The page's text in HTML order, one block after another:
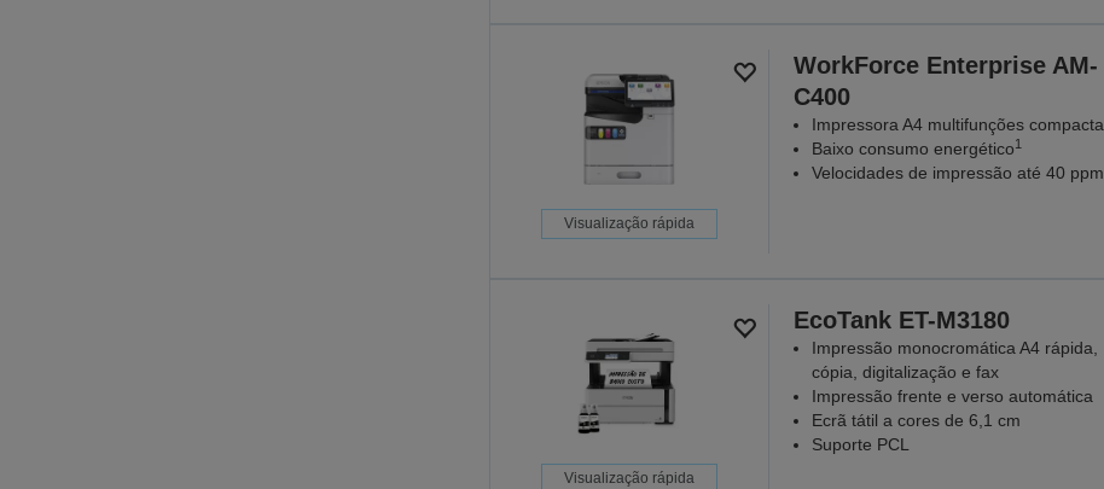
Visualização rápida
WorkForce Enterprise​ AM-
C400
Impressora A4 multifunções compacta
Baixo consumo energético1
Velocidades de impressão até 40 ppm
Visualização rápida
EcoTank ET-M3180
Impressão monocromática A4 rápida,
cópia, digitalização e fax
Impressão frente e verso automática
Ecrã tátil a cores de 6,1 cm
Suporte PCL